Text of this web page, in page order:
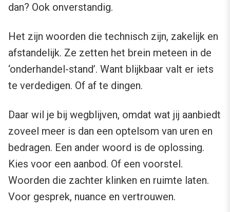
dan? Ook onverstandig.
Het zijn woorden die technisch zijn, zakelijk en
afstandelijk. Ze zetten het brein meteen in de
‘onderhandel-stand’. Want blijkbaar valt er iets
te verdedigen. Of af te dingen.
Daar wil je bij wegblijven, omdat wat jij aanbiedt
zoveel meer is dan een optelsom van uren en
bedragen. Een ander woord is de oplossing.
Kies voor een aanbod. Of een voorstel.
Woorden die zachter klinken en ruimte laten.
Voor gesprek, nuance en vertrouwen.